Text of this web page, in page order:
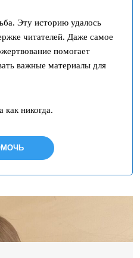
Эту историю удалось
читателей. Даже самое
помогает
важные материалы для
никогда.